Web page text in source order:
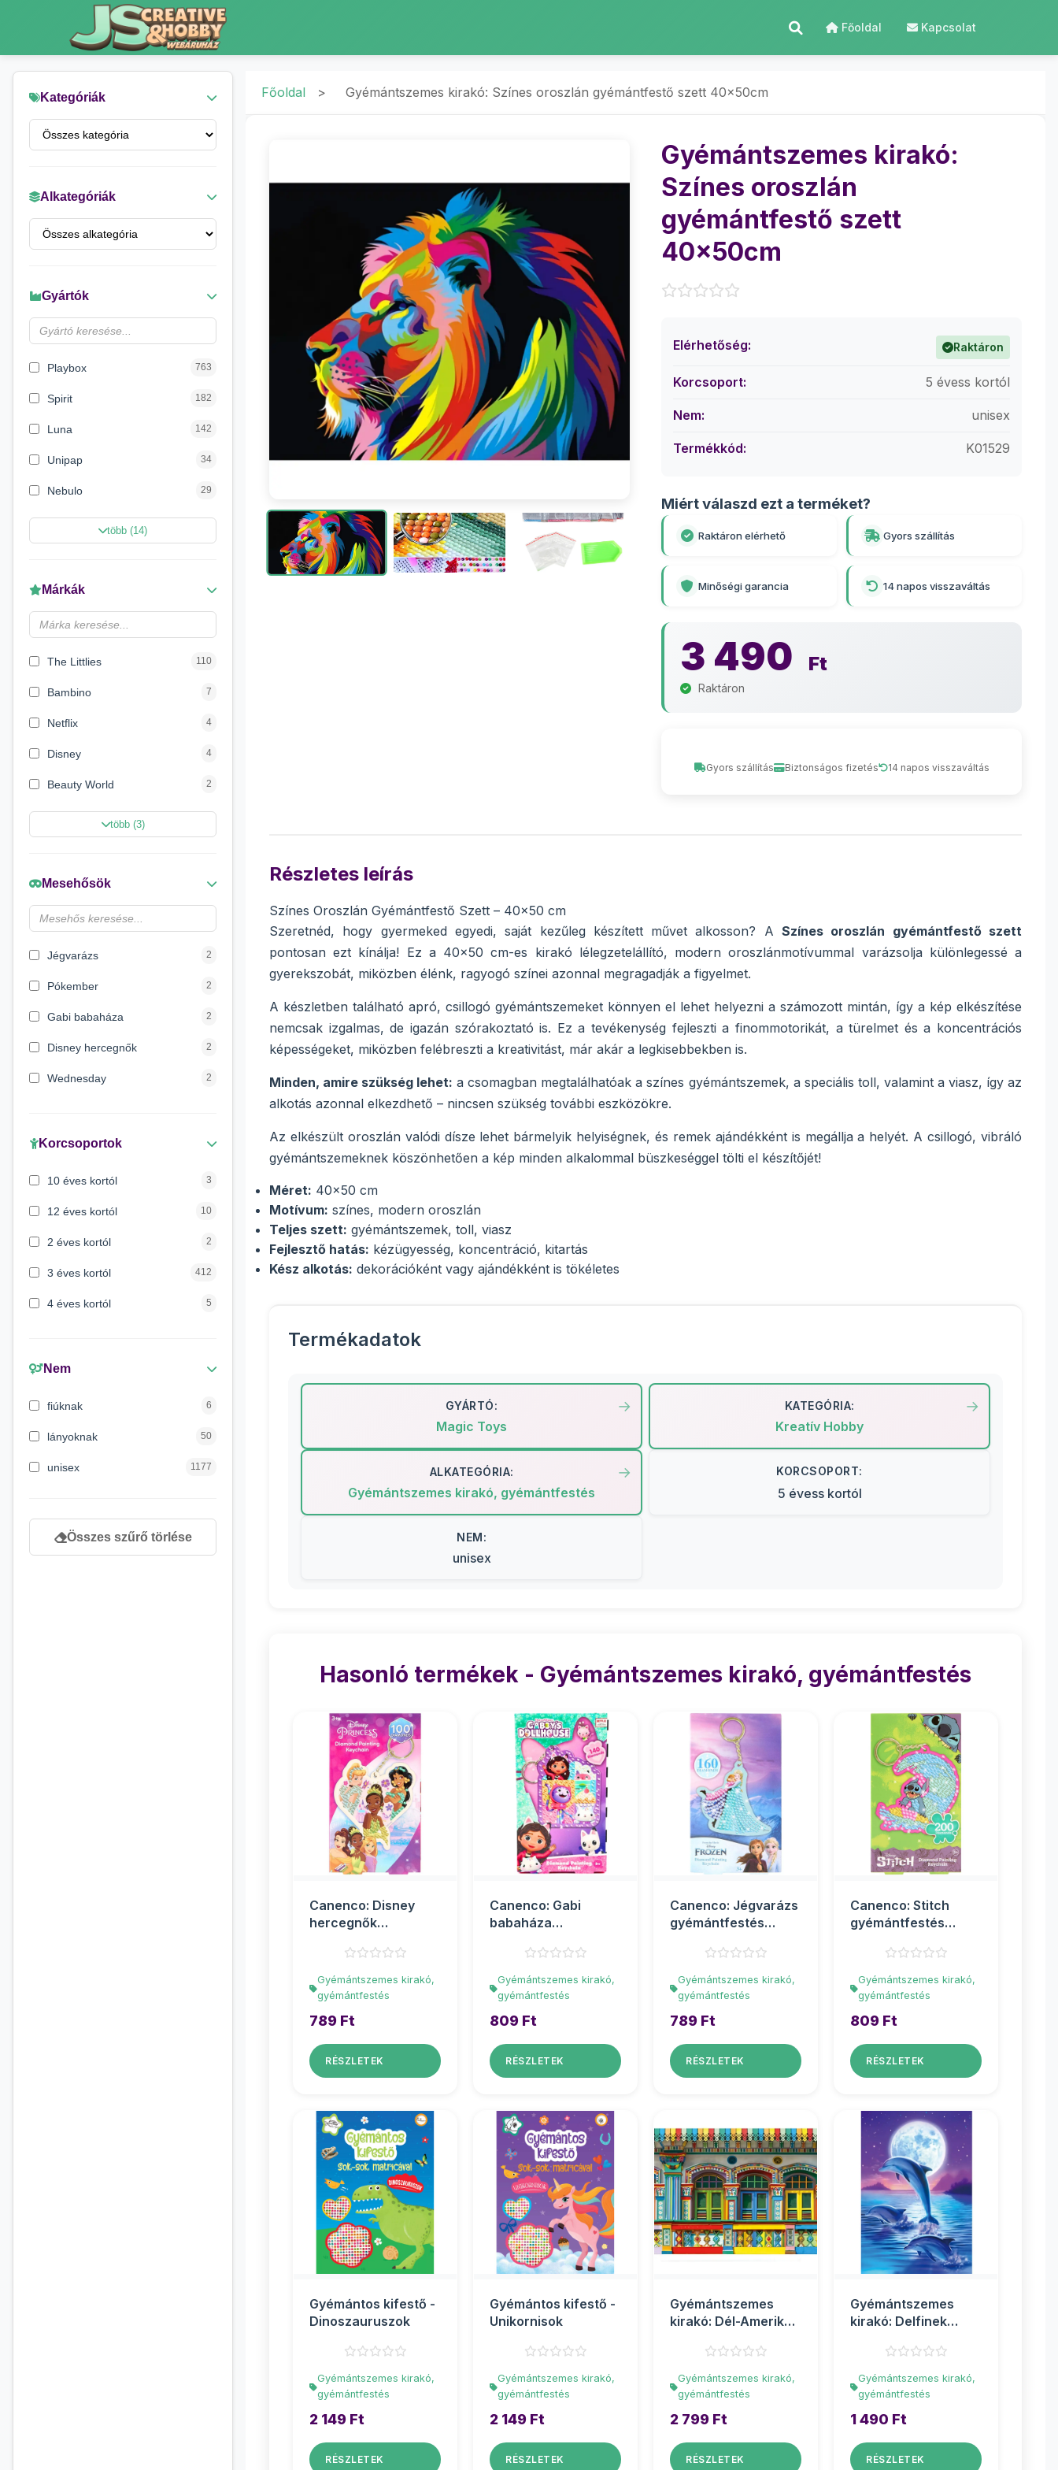
Főoldal Kapcsolat
Kategóriák
Alkategóriák
Gyártók
Playbox 763
Spirit 182
Luna 142
Unipap 34
Nebulo 29
Magic Toys 26
LENA
Make it Real 5
több (14)
Márkák
The Littlies 110
Bambino 7
Netflix 4
Disney 4
Beauty World 2
Creative Line 2
Marvel Szuperhősök
Disney hercegnők 2
több (3)
Mesehősök
Jégvarázs 2
Pókember 2
Gabi babaháza 2
Disney hercegnők 2
Wednesday 2
Maja a méhecske 1
Korcsoportok
10 éves kortól 3
12 éves kortól 10
2 éves kortól 2
3 éves kortól 412
4 éves kortól 5
6 éves kortól 428
Nem
fiúknak 6
lányoknak 50
unisex 1177
Összes szűrő törlése
Főoldal > Gyémántszemes kirakó: Színes oroszlán gyémántfestő szett 40x50cm
Gyémántszemes kirakó:
Színes oroszlán
gyémántfestő szett
40x50cm
Elérhetőség: Raktáron
Korcsoport: 5 évess kortól
Nem: unisex
Termékkód: K01529
Miért válaszd ezt a terméket?
Raktáron elérhető Gyors szállítás
Minőségi garancia 14 napos visszaváltás
3 490 Ft
Raktáron
Gyors szállítás Biztonságos fizetés 14 napos visszaváltás
Részletes leírás
Színes Oroszlán Gyémántfestő Szett – 40x50 cm
Szeretnéd, hogy gyermeked egyedi, saját kezűleg készített művet alkosson? ASzínes oroszlán gyémántfestő szett
pontosan ezt kínálja! Ez a 40x50 cm-es kirakó lélegzetelállító, modern oroszlánmotívummal varázsolja különlegessé a
gyerekszobát, miközben élénk, ragyogó színei azonnal megragadják a figyelmet.
A készletben található apró, csillogó gyémántszemeket könnyen el lehet helyezni a számozott mintán, így a kép elkészítése
nemcsak izgalmas, de igazán szórakoztató is. Ez a tevékenység fejleszti a finommotorikát, a türelmet és a koncentrációs
képességeket, miközben felébreszti a kreativitást, már akár a legkisebbekben is.
Minden, amire szükség lehet: a csomagban megtalálhatóak a színes gyémántszemek, a speciális toll, valamint a viasz, így az
alkotás azonnal elkezdhető – nincsen szükség további eszközökre.
Az elkészült oroszlán valódi dísze lehet bármelyik helyiségnek, és remek ajándékként is megállja a helyét. A csillogó, vibráló
gyémántszemeknek köszönhetően a kép minden alkalommal büszkeséggel tölti el készítőjét!
Méret: 40x50 cm
Motívum: színes, modern oroszlán
Teljes szett: gyémántszemek, toll, viasz
Fejlesztő hatás: kézügyesség, koncentráció, kitartás
Kész alkotás: dekorációként vagy ajándékként is tökéletes
Termékadatok
GYÁRTÓ:
Magic Toys
KATEGÓRIA:
Kreatív Hobby
ALKATEGÓRIA:
Gyémántszemes kirakó, gyémántfestés
KORCSOPORT:
5 évess kortól
NEM:
unisex
Hasonló termékek - Gyémántszemes kirakó, gyémántfestés
Canenco: Disney
hercegnők
kulcstartó
Gyémántszemes kirakó,
gyémántfestés
789 Ft
RÉSZLETEK
Canenco: Gabi
babaháza
kulcstartó
Gyémántszemes kirakó,
gyémántfestés
809 Ft
RÉSZLETEK
Canenco: Jégvarázs
gyémántfestés
Gyémántszemes kirakó,
gyémántfestés
789 Ft
RÉSZLETEK
Canenco: Stitch
gyémántfestés
Gyémántszemes kirakó,
gyémántfestés
809 Ft
RÉSZLETEK
Gyémántos kifestő -
Dinoszauruszok
Gyémántszemes kirakó,
gyémántfestés
2 149 Ft
RÉSZLETEK
Gyémántos kifestő -
Unikornisok
Gyémántszemes kirakó,
gyémántfestés
2 149 Ft
RÉSZLETEK
Gyémántszemes
kirakó: Dél-Amerika
gyémántfest�...
Gyémántszemes kirakó,
gyémántfestés
2 799 Ft
RÉSZLETEK
Gyémántszemes
kirakó: Delfinek
10x1...
Gyémántszemes kirakó,
gyémántfestés
1 490 Ft
RÉSZLETEK